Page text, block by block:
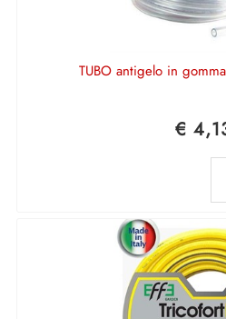
TUBO antigelo in
€